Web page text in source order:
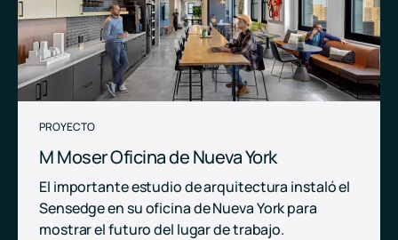
PROYECTO
M Moser Oficina de Nueva York
El importante estudio de arquitectura instaló el
Sensedge en su oficina de Nueva York para
mostrar el futuro del lugar de trabajo.